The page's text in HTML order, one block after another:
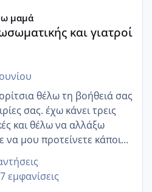
γιατροί εμπερίες
μαμά
και γιατροί
θέλω τη βοήθειά σας
σας. έχω κάνει τρεις
και θέλω να αλλάξω
να μου προτείνετε κάποιον
ευχαριστημένες και είχατε
στο υγεία με τον
(δεν το εψαξε καθόλου
εμφανίσεις